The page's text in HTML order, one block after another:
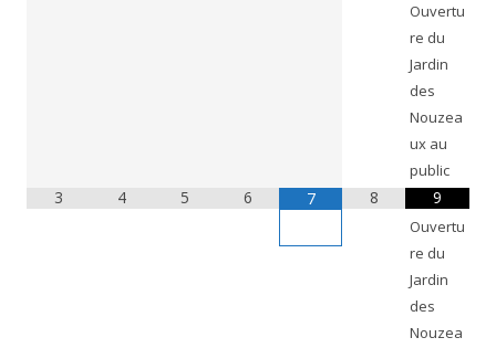
Ouvertu
re du
Jardin
des
Nouzea
ux au
public
3 4 5 6 7 8 9
Ouvertu
re du
Jardin
des
Nouzea